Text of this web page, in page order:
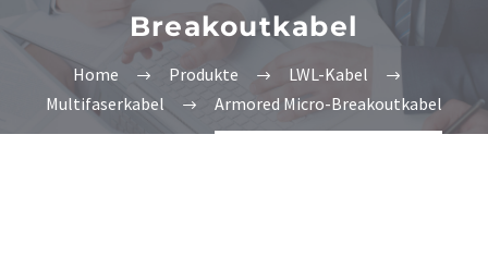
Breakoutkabel
Home Produkte
LWL-Kabel
Multifaserkabel
Armored Micro-Breakoutkabel